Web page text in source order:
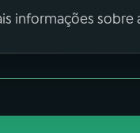
informações sobre